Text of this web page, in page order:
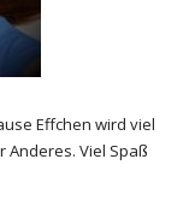
Effchen wird viel
Anderes. Viel Spaß